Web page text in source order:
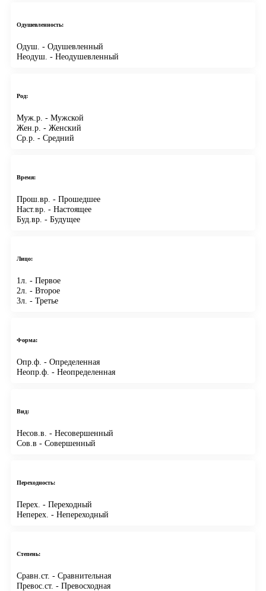
Одушевленность:
Одуш. - Одушевленный
Неодуш. - Неодушевленный
Род:
Муж.р. - Мужской
Жен.р. - Женский
Ср.р. - Средний
Время:
Прош.вр. - Прошедшее
Наст.вр. - Настоящее
Буд.вр. - Будущее
Лицо:
1л. - Первое
2л. - Второе
3л. - Третье
Форма:
Опр.ф. - Определенная
Неопр.ф. - Неопределенная
Вид:
Несов.в. - Несовершенный
Сов.в - Совершенный
Переходность:
Перех. - Переходный
Неперех. - Непереходный
Степень:
Сравн.ст. - Сравнительная
Превос.ст. - Превосходная